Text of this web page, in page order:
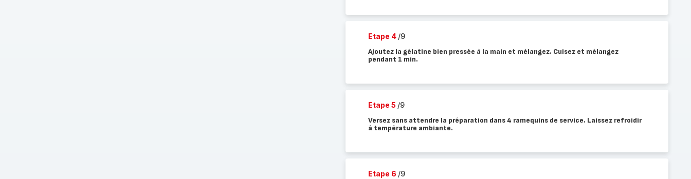
Etape 4 /9
Ajoutez la gélatine bien pressée à la main et mélangez. Cuisez et mélangez
pendant 1 min.
Etape 5 /9
Versez sans attendre la préparation dans 4 ramequins de service. Laissez refroidir
à température ambiante.
Etape 6 /9